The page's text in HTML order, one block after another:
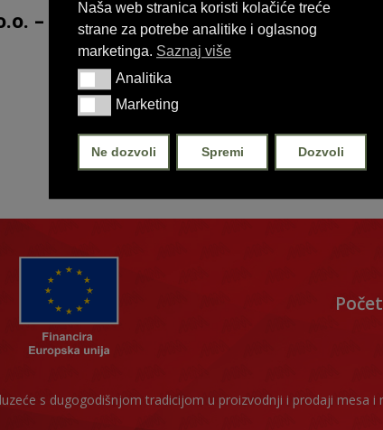
Naša web stranica koristi kolačiće treće
strane za potrebe analitike i oglasnog
marketinga. Saznaj više
AnalitikaAnalitika
MarketingMarketing
Ne dozvoli Spremi Dozvoli
–
INDUSTRIJA”
s dugogodišnjom tradicijom u proizvodnji i prodaji mesa i